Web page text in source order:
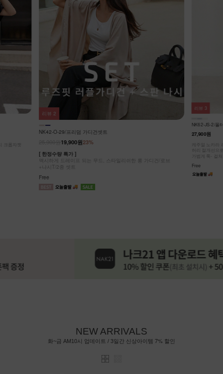
NK62-JS-2/폴터 스텐드 데님 베스트_DY
캐주얼 노카라 라운드넥 디자인!
허리 절개선으로 부해 보임 없이 슬림한 실루엣!
가볍게 툭- 걸쳐도 룩에 포인트!
Free
리뷰3
NK42-J-5/차이
25,900원
[ 한정수량 특
Free
리뷰 3
NEW ARRIVALS
화~금 AM10시 업데이트 / 3일간 신상아이템 7% 할인